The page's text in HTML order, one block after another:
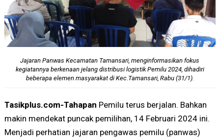
Jajaran Panwas Kecamatan Tamansari, menginformasikan fokus
kegiatannya berkenaan jelang distribusi logistik Pemilu 2024, dihadiri
beberapa elemen masyarakat di Kec.Tamansari, Rabu (31/1).
Tasikplus.com-Tahapan Pemilu terus berjalan. Bahkan
makin mendekat puncak pemilihan, 14 Februari 2024 ini.
Menjadi perhatian jajaran pengawas pemilu (panwas)